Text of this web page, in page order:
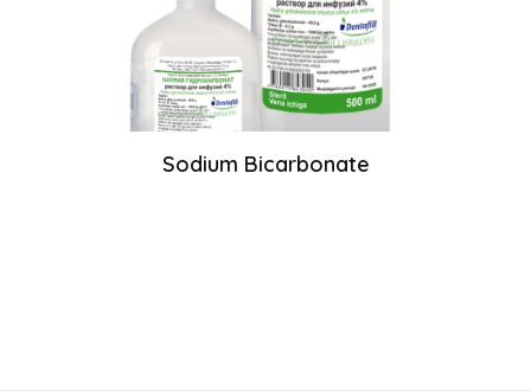
Sodium Bicarbonate